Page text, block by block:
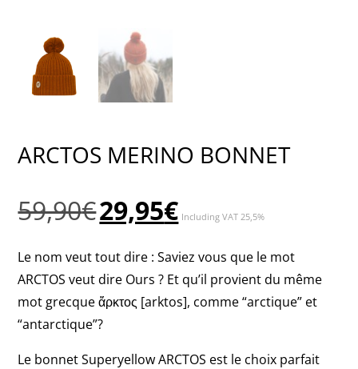
ARCTOS MERINO BONNET
59,90€ Le
prix
était :
59,90€.
29,95€prix
est :
29,95€.
Including VAT 25,5%
Le nom veut tout dire : Saviez vous que le mot
ARCTOS veut dire Ours ? Et qu’il provient du même
mot grecque ἄρκτος [arktos], comme “arctique” et
“antarctique”?
Le bonnet Superyellow ARCTOS est le choix parfait